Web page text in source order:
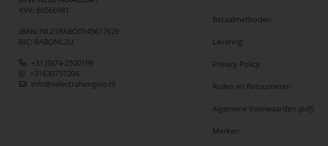
KVK: 60566981
IBAN: NL21RABO0145617629
BIC: RABONL2U
+31 (0)74-2500199
+31630757204
info@selectrahengelo.nl
Betaalmethoden
Levering
Privacy Policy
Ruilen en Retourneren
Algemene Voorwaarden (pdf)
Merken